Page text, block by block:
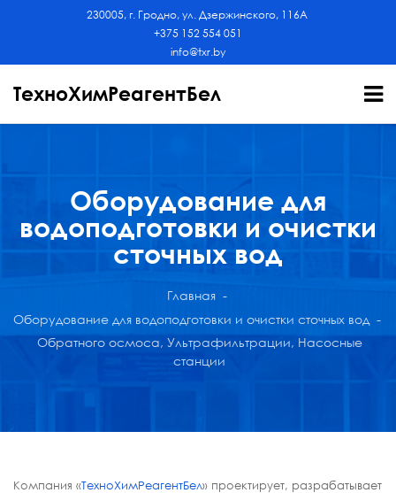
230005, г. Гродно, ул. Дзержинского, 116А
+375 152 554 051
info@txr.by
ТехноХимРеагентБел
Оборудование для
водоподготовки и очистки
сточных вод
Главная
Оборудование для водоподготовки и очистки сточных вод
Обратного осмоса, Ультрафильтрации, Насосные
станции
Компания «ТехноХимРеагентБел» проектирует, разрабатывает